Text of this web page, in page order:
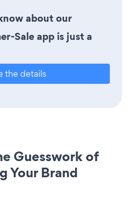
about our
Sale app is just a
the details
Guesswork of
Your Brand